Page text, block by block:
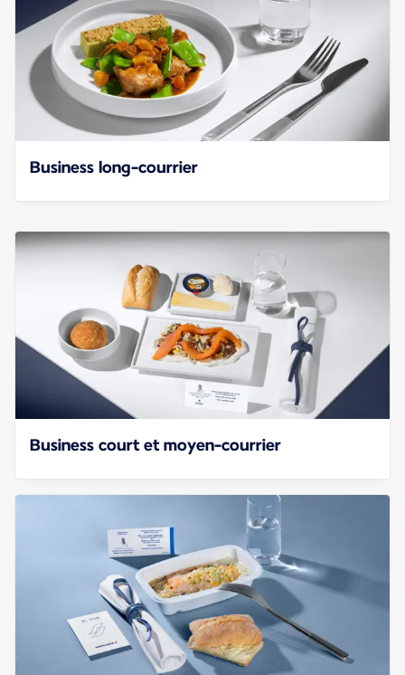
Business long-courrier
Business court et moyen-courrier